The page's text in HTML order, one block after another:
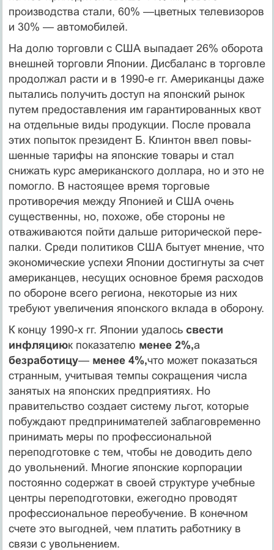
производства ста­ли, 60% —цветных телевизоров
и 30% — автомобилей.
На долю торговли с США выпадает 26% оборота
внешней торгов­ли Японии. Дисбаланс в торговле
продолжал расти и в 1990-е гг. Аме­риканцы даже
пытались получить доступ на японский рынок
путем предоставления им гарантированных квот
на отдельные виды продук­ции. После провала
этих попыток президент Б. Клинтон ввел повы­
шенные тарифы на японские товары и стал
снижать курс американ­ского доллара, но и это не
помогло. В настоящее время торговые
противоречия между Японией и США очень
существенны, но, похо­же, обе стороны не
отваживаются пойти дальше риторической пере­
палки. Среди политиков США бытует мнение, что
экономические ус­пехи Японии достигнуты за счет
американцев, несущих основное бремя расходов
по обороне всего региона, некоторые из них
требуют увеличения японского вклада в оборону.
К концу 1990-х гг. Японии удалось свести
инфляциюк показателю менее 2%,а
безработицу— менее 4%,что может показаться
странным, учитывая темпы сокращения числа
занятых на японских предприяти­ях. Но
правительство создает систему льгот, которые
побуждают пред­принимателей заблаговременно
принимать меры по профессиональ­ной
переподготовке с тем, чтобы не доводить дело
до увольнений. Многие японские корпорации
постоянно содержат в своей структуре учебные
центры переподготовки, ежегодно проводят
профессиональ­ное переобучение. В конечном
счете это выгодней, чем платить работ­нику в
связи с увольнением.